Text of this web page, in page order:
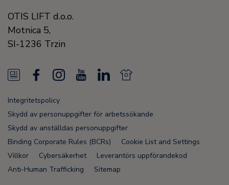
OTIS LIFT d.o.o.
Motnica 5,
SI-1236 Trzin
N
e
w
s
F
e
c
e
b
o
I
s
t
a
g
u
T
u
L
n
k
e
d
N
w
F
Integritetspolicy
Skydd av personuppgifter för arbetssökande
Skydd av anställdas personuppgifter
Binding Corporate Rules (BCRs)
Cookie List and Settings
Villkor
Cybersäkerhet
Leverantörs uppförandekod
Anti-Human Trafficking
Sitemap